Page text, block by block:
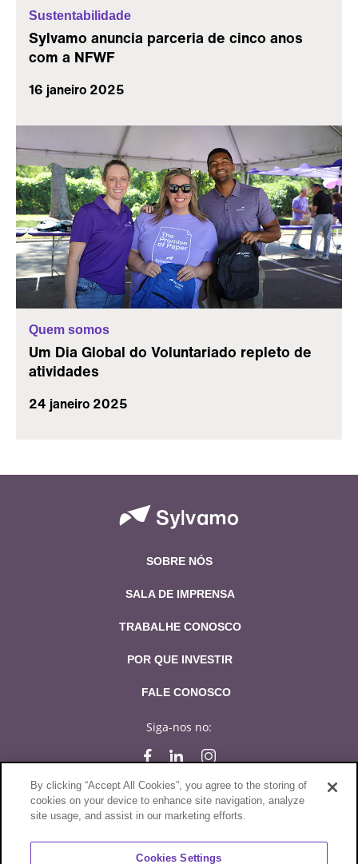
Sustentabilidade
Sylvamo anuncia parceria de cinco anos
com a NFWF
16 janeiro 2025
Quem somos
Um Dia Global do Voluntariado repleto de
atividades
24 janeiro 2025
SOBRE NÓS
SALA DE IMPRENSA
TRABALHE CONOSCO
POR QUE INVESTIR
FALE CONOSCO
Siga-nos no:
Políticas de compra e venda
Declaração de Privacidade
By clicking “Accept All Cookies”, you agree to the storing of
cookies on your device to enhance site navigation, analyze
site usage, and assist in our marketing efforts.
Cookies Settings